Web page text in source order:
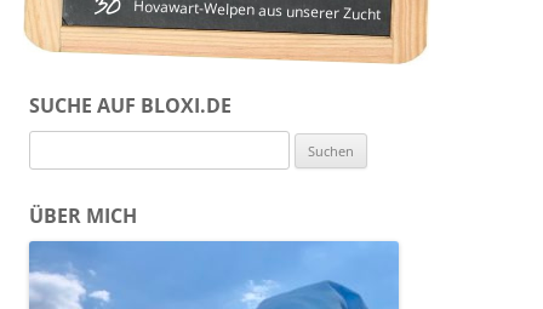
Hovawart-Welpen aus unserer Zucht
SUCHE AUF BLOXI.DE
nach:
ÜBER MICH